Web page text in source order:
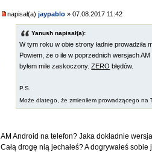
napisał(a)jaypablo » 07.08.2017 11:42
Yanush napisał(a):
W tym roku w obie strony ładnie prowadziła
Powiem, że o ile w poprzednich wersjach
byłem mile zaskoczony.ZERO błędów.
P.S.
Może dlatego, że zmieniłem prowadzącego na
AM Android na telefon? Jaka dokładnie
Całą drogę nią jechałeś? A dogrywałeś